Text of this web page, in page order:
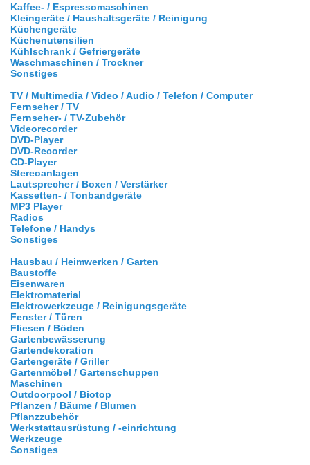
Kaffee- / Espressomaschinen
Kleingeräte / Haushaltsgeräte / Reinigung
Küchengeräte
Küchenutensilien
Kühlschrank / Gefriergeräte
Waschmaschinen / Trockner
Sonstiges
TV / Multimedia / Video / Audio / Telefon / Computer
Fernseher / TV
Fernseher- / TV-Zubehör
Videorecorder
DVD-Player
DVD-Recorder
CD-Player
Stereoanlagen
Lautsprecher / Boxen / Verstärker
Kassetten- / Tonbandgeräte
MP3 Player
Radios
Telefone / Handys
Sonstiges
Hausbau / Heimwerken / Garten
Baustoffe
Eisenwaren
Elektromaterial
Elektrowerkzeuge / Reinigungsgeräte
Fenster / Türen
Fliesen / Böden
Gartenbewässerung
Gartendekoration
Gartengeräte / Griller
Gartenmöbel / Gartenschuppen
Maschinen
Outdoorpool / Biotop
Pflanzen / Bäume / Blumen
Pflanzzubehör
Werkstattausrüstung / -einrichtung
Werkzeuge
Sonstiges